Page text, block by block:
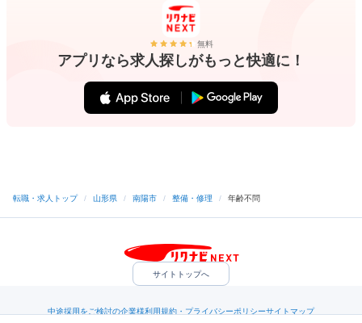
無料
アプリなら求人探しがもっと快適に！
転職・求人トップ / 山形県 / 南陽市 / 整備・修理 / 年齢不問
サイトトップへ
中途採用をご検討の企業様利用規約・プライバシーポリシーサイトマップ